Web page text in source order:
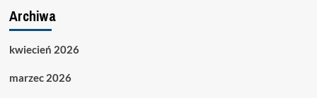
Archiwa
kwiecień 2026
marzec 2026